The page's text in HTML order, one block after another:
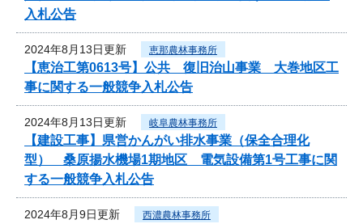
入札公告
2024年8月13日更新 恵那農林事務所
【恵治工第0613号】公共 復旧治山事業 大巻地区工
事に関する一般競争入札公告
2024年8月13日更新 岐阜農林事務所
【建設工事】県営かんがい排水事業（保全合理化
型） 桑原揚水機場1期地区 電気設備第1号工事に関
する一般競争入札公告
2024年8月9日更新 西濃農林事務所